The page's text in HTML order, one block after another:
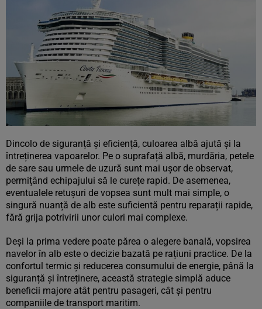
Dincolo de siguranță și eficiență, culoarea albă ajută și la
întreținerea vapoarelor. Pe o suprafață albă, murdăria, petele
de sare sau urmele de uzură sunt mai ușor de observat,
permițând echipajului să le curețe rapid. De asemenea,
eventualele retușuri de vopsea sunt mult mai simple, o
singură nuanță de alb este suficientă pentru reparații rapide,
fără grija potrivirii unor culori mai complexe.
Deși la prima vedere poate părea o alegere banală, vopsirea
navelor în alb este o decizie bazată pe rațiuni practice. De la
confortul termic și reducerea consumului de energie, până la
siguranță și întreținere, această strategie simplă aduce
beneficii majore atât pentru pasageri, cât și pentru
companiile de transport maritim.